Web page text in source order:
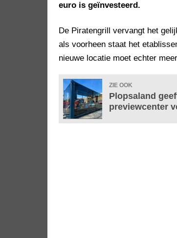
euro is geïnvesteerd.
De Piratengrill vervangt het
als voorheen staat het
nieuwe locatie moet echter
ZIE OOK
Plopsaland
previewcenter